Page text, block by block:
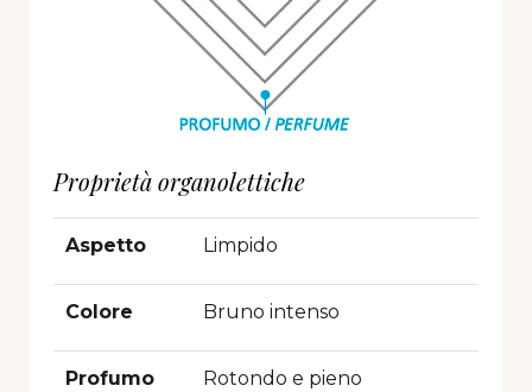
Proprietà organolettiche
Aspetto Limpido
Colore Bruno intenso
Profumo Rotondo e pieno